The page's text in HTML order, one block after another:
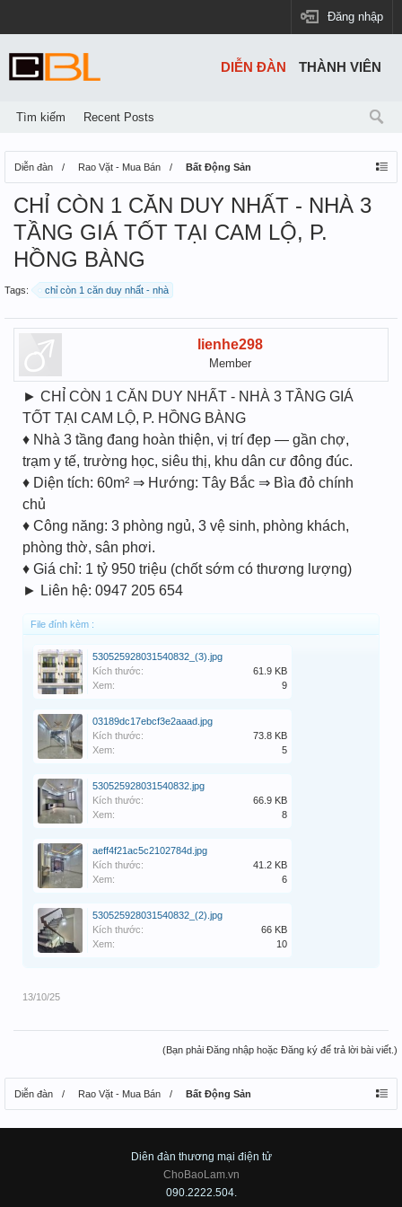
Đăng nhập
Diễn đàn Rao Vặt - Mua Bán Bất Động Sản
CHỈ CÒN 1 CĂN DUY NHẤT - NHÀ 3
TẦNG GIÁ TỐT TẠI CAM LỘ, P.
HỒNG BÀNG
Tags: chỉ còn 1 căn duy nhất - nhà
lienhe298
Member
► CHỈ CÒN 1 CĂN DUY NHẤT - NHÀ 3 TẦNG GIÁ
TỐT TẠI CAM LỘ, P. HỒNG BÀNG
♦ Nhà 3 tầng đang hoàn thiện, vị trí đẹp — gần chợ,
trạm y tế, trường học, siêu thị, khu dân cư đông đúc.
♦ Diện tích: 60m² ⇒ Hướng: Tây Bắc ⇒ Bìa đỏ chính
chủ
♦ Công năng: 3 phòng ngủ, 3 vệ sinh, phòng khách,
phòng thờ, sân phơi.
♦ Giá chỉ: 1 tỷ 950 triệu (chốt sớm có thương lượng)
► Liên hệ: 0947 205 654
File đính kèm :
530525928031540832_(3).jpg
Kích thước:
61.9 KB
Xem:
9
03189dc17ebcf3e2aaad.jpg
Kích thước:
73.8 KB
Xem:
5
530525928031540832.jpg
Kích thước:
66.9 KB
Xem:
8
aeff4f21ac5c2102784d.jpg
Kích thước:
41.2 KB
Xem:
6
530525928031540832_(2).jpg
Kích thước:
66 KB
Xem:
10
13/10/25
(Bạn phải Đăng nhập hoặc Đăng ký để trả lời bài viết.)
Diễn đàn Rao Vặt - Mua Bán Bất Động Sản
DIỄN ĐÀN
Tìm kiếm Recent Posts
THÀNH VIÊN
Diên đàn thương mại điện tử
ChoBaoLam.vn
090.2222.504.